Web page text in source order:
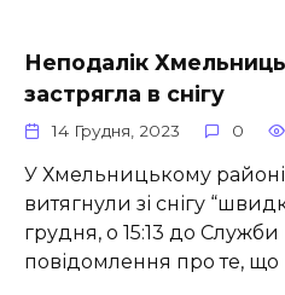
Неподалік
застрягла в снігу
14 Грудня, 2023 0
У Хмельницькому
витягнули зі снігу
грудня, о 15:13 до
повідомлення про те, що